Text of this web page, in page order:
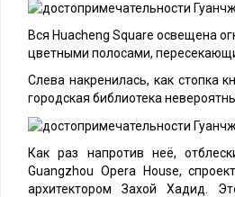
Вся Huacheng Square освещена
цветными полосами,
Слева накренилась, как стопка
городская библиотека
Как раз напротив неё,
Guangzhou Opera House,
архитектором Захой Хадид.